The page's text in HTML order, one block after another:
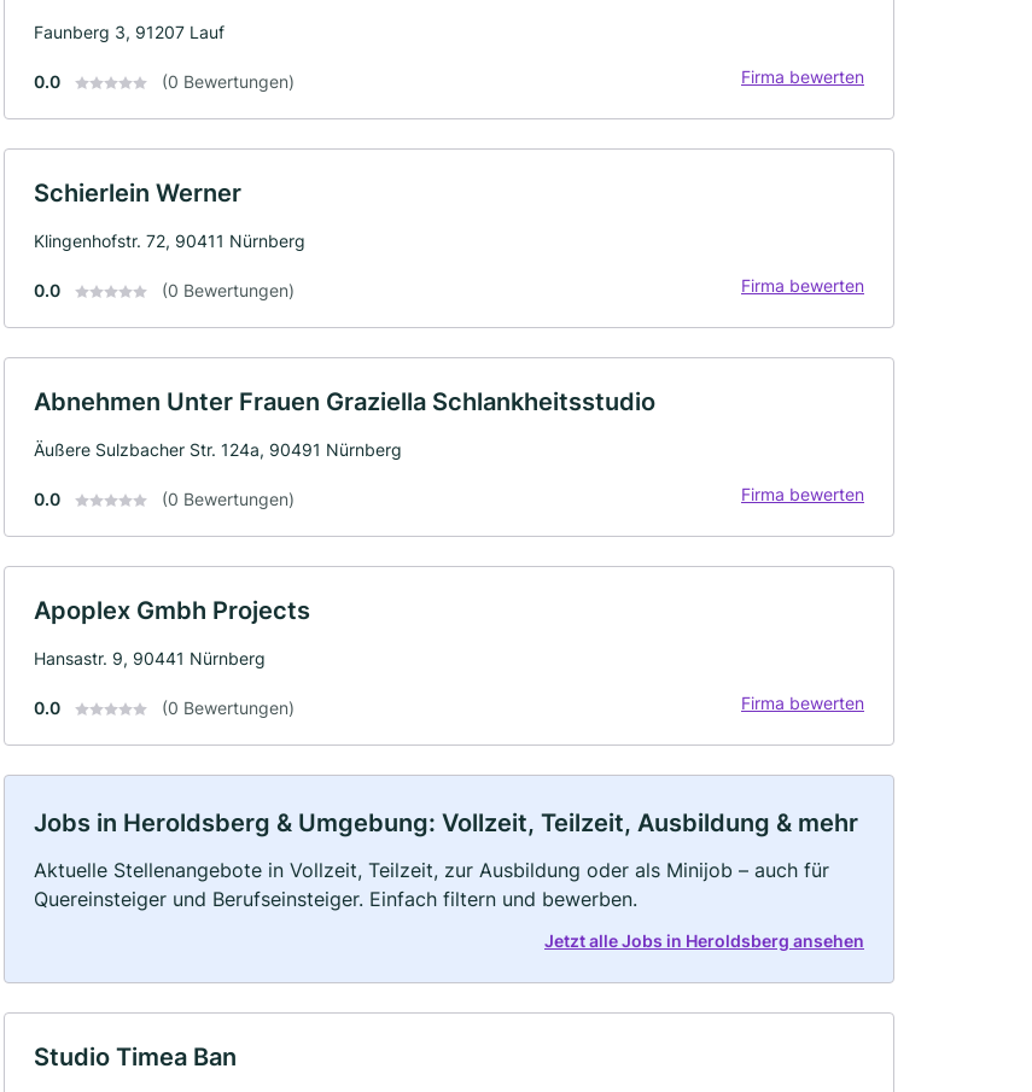
Faunberg 3, 91207 Lauf
0.0 (0 Bewertungen) Firma bewerten
Schierlein Werner
Klingenhofstr. 72, 90411 Nürnberg
0.0 (0 Bewertungen) Firma bewerten
Abnehmen Unter Frauen Graziella Schlankheitsstudio
Äußere Sulzbacher Str. 124a, 90491 Nürnberg
0.0 (0 Bewertungen) Firma bewerten
Apoplex Gmbh Projects
Hansastr. 9, 90441 Nürnberg
0.0 (0 Bewertungen) Firma bewerten
Jobs in Heroldsberg & Umgebung: Vollzeit, Teilzeit, Ausbildung & mehr
Aktuelle Stellenangebote in Vollzeit, Teilzeit, zur Ausbildung oder als Minijob – auch für
Quereinsteiger und Berufseinsteiger. Einfach filtern und bewerben.
Jetzt alle Jobs in Heroldsberg ansehen
Studio Timea Ban